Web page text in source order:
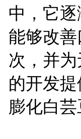
中，它逐
能够改
次，并
的开发提
膨化白